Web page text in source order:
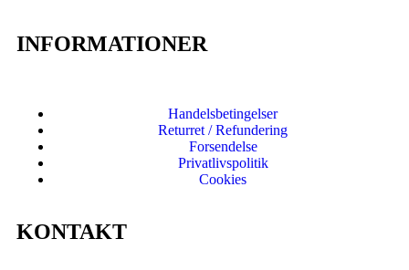
INFORMATIONER
Handelsbetingelser
Returret / Refundering
Forsendelse
Privatlivspolitik
Cookies
KONTAKT